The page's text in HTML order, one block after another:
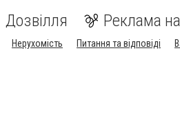
Дозвілля Реклама на
Нерухомість Питання та відповіді